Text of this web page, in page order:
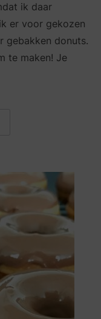
ik daar
er voor gekozen
gebakken donuts.
te maken! Je